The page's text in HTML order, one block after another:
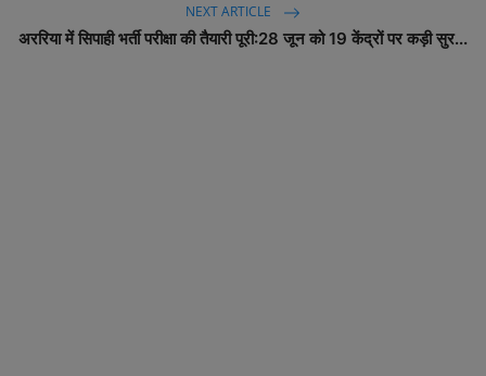
NEXT ARTICLE
अररिया में सिपाही भर्ती परीक्षा की तैयारी पूरी:28 जून को 19 केंद्रों पर कड़ी सुर...